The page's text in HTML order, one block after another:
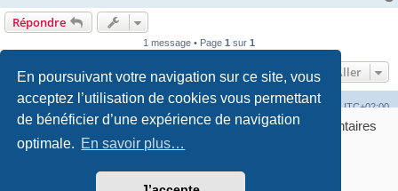
En poursuivant votre navigation sur ce site, vous
acceptez l’utilisation de cookies vous permettant
de bénéficier d’une expérience de navigation
optimale. En savoir plus…
Répondre
1 message • Page 1 sur 1
Aller
Accueil Accueil du forum Fuseau horaire sur UTC+02:00
Développé par phpBB
Traduction française officielle
Confidentialité|Conditions
GERER MES COOKIES
Bonjour ! Pourrions-nous activer des services supplémentaires
pourMarketing / affiliation, Statistiques, Sécurité &
consentement plus tard.